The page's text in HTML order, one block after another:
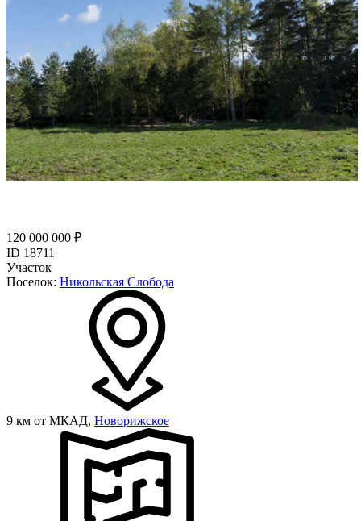
120 000 000 ₽
ID 18711
Участок
Поселок: Никольская Слобода
9 км от МКАД, Новорижское